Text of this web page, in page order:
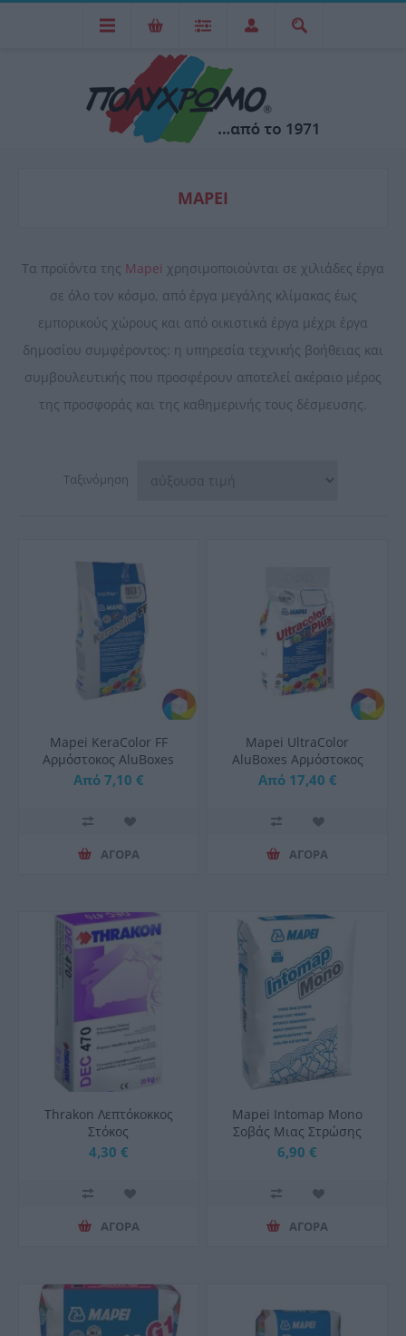
MAPEI
Τα προϊόντα της Mapei χρησιμοποιούνται σε χιλιάδες έργα
σε όλο τον κόσμο, από έργα μεγάλης κλίμακας έως
εμπορικούς χώρους και από οικιστικά έργα μέχρι έργα
δημοσίου συμφέροντος: η υπηρεσία τεχνικής βοήθειας και
συμβουλευτικής που προσφέρουν αποτελεί ακέραιο μέρος
της προσφοράς και της καθημερινής τους δέσμευσης.
Ταξινόμηση
Mapei KeraColor FF
Αρμόστοκος AluBoxes
5kg
Από 7,10 €
ΑΓΟΡΑ
Mapei UltraColor
AluBoxes Aρμόστοκος
Υψηλών Επιδόσεων 5kg
Από 17,40 €
ΑΓΟΡΑ
Thrakon Λεπτόκοκκος
Στόκος
Σπατουλαρίσματος
4,30 €
ΑΓΟΡΑ
Mapei Intomap Mono
Σοβάς Μιας Στρώσης
25Kg
6,90 €
ΑΓΟΡΑ